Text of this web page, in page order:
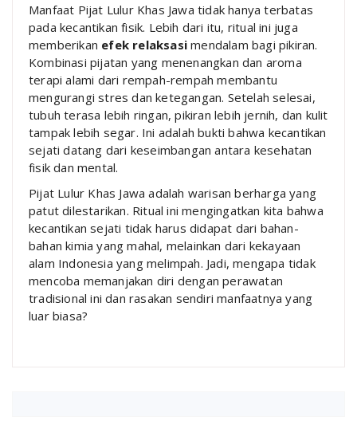
Manfaat Pijat Lulur Khas Jawa tidak hanya terbatas
pada kecantikan fisik. Lebih dari itu, ritual ini juga
memberikan efek relaksasi mendalam bagi pikiran.
Kombinasi pijatan yang menenangkan dan aroma
terapi alami dari rempah-rempah membantu
mengurangi stres dan ketegangan. Setelah selesai,
tubuh terasa lebih ringan, pikiran lebih jernih, dan kulit
tampak lebih segar. Ini adalah bukti bahwa kecantikan
sejati datang dari keseimbangan antara kesehatan
fisik dan mental.
Pijat Lulur Khas Jawa adalah warisan berharga yang
patut dilestarikan. Ritual ini mengingatkan kita bahwa
kecantikan sejati tidak harus didapat dari bahan-
bahan kimia yang mahal, melainkan dari kekayaan
alam Indonesia yang melimpah. Jadi, mengapa tidak
mencoba memanjakan diri dengan perawatan
tradisional ini dan rasakan sendiri manfaatnya yang
luar biasa?